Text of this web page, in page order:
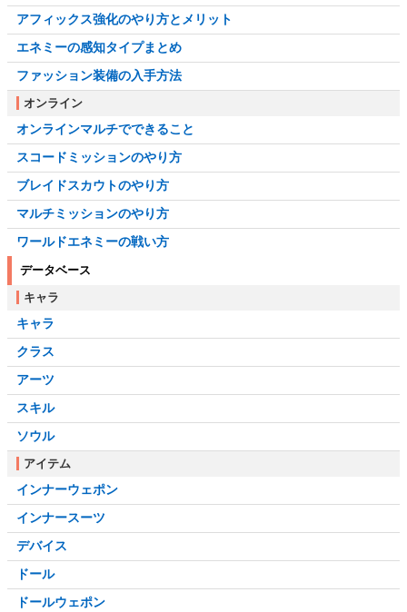
アフィックス強化のやり方とメリット
エネミーの感知タイプまとめ
ファッション装備の入手方法
オンライン
オンラインマルチでできること
スコードミッションのやり方
ブレイドスカウトのやり方
マルチミッションのやり方
ワールドエネミーの戦い方
データベース
キャラ
キャラ
クラス
アーツ
スキル
ソウル
アイテム
インナーウェポン
インナースーツ
デバイス
ドール
ドールウェポン